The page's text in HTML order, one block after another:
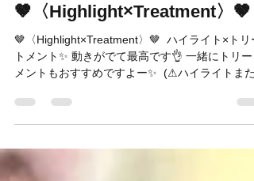
🤎〈Highlight×Treatment〉🤎
🤎〈Highlight×Treatment〉🤎 ⁡ ハイライト×トリ
トメント✨ 動きがでて最高です👌 一緒にトリー
メントもおすすめですよー✨ ⁡ (⚠︎ハイライトまた
てます🙇‍♂️) ⁡ “LET US HELP...